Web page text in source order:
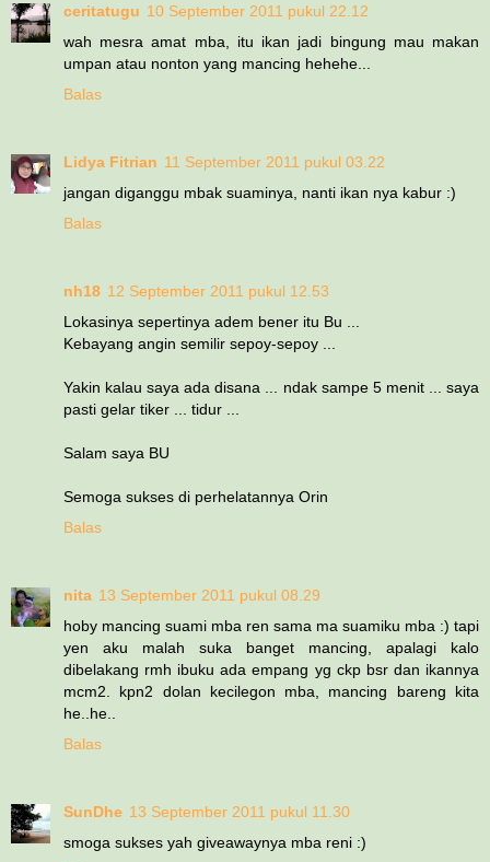
ceritatugu 10 September 2011 pukul 22.12
wah mesra amat mba, itu ikan jadi bingung mau makan
umpan atau nonton yang mancing hehehe...
Balas
Lidya Fitrian 11 September 2011 pukul 03.22
jangan diganggu mbak suaminya, nanti ikan nya kabur :)
Balas
nh18 12 September 2011 pukul 12.53
Lokasinya sepertinya adem bener itu Bu ...
Kebayang angin semilir sepoy-sepoy ...
Yakin kalau saya ada disana ... ndak sampe 5 menit ... saya
pasti gelar tiker ... tidur ...
Salam saya BU
Semoga sukses di perhelatannya Orin
Balas
nita 13 September 2011 pukul 08.29
hoby mancing suami mba ren sama ma suamiku mba :) tapi
yen aku malah suka banget mancing, apalagi kalo
dibelakang rmh ibuku ada empang yg ckp bsr dan ikannya
mcm2. kpn2 dolan kecilegon mba, mancing bareng kita
he..he..
Balas
SunDhe 13 September 2011 pukul 11.30
smoga sukses yah giveawaynya mba reni :)